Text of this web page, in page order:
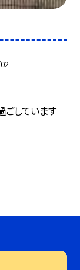
ごしています